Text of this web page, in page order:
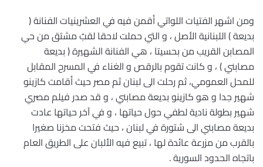
ومن اشهر الفتيات اللواتي أقمن فيه في العشرينيات الفنانة (
بديعة ) اللبنانية الأصل ، و التي حملت لاحقا لقبٌ مشتق من حي
المصابن القريب من بحسيتا ، هي الفنانة الشهيرة ( بديعة
مصابني ) ، و كانت تقوم بالرقص و الغناء في المسرح المقابل
للمحل العمومي، ثم رحلت الى لبنان ثم مصر حيث أقامت كازينو
شهير جدا و هو كازينو بديعة مصابني ، و قد صدر فيلم مصري
شهير بطولة نادية لطفي حول حياتها ، و في آخر حياتها عادت
بديعة مصابني الى شتورة في لبنان ، حيث فتحت مخزنا صغيرا
بالقرب من مزرعة عائدة لها ، تبيع فيه الألبان على الطريق العام
باتجاه الحدود السورية .